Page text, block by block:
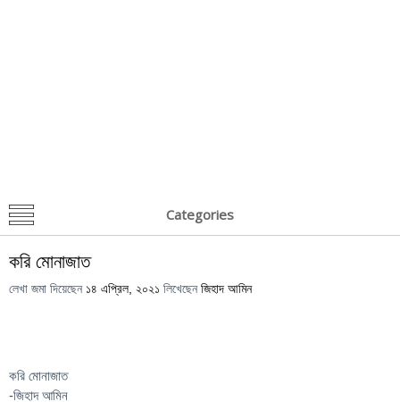
Categories
করি মোনাজাত
লেখা জমা দিয়েছেন ১৪ এপ্রিল, ২০২১ লিখেছেন জিহাদ আমিন
করি মোনাজাত
-জিহাদ আমিন